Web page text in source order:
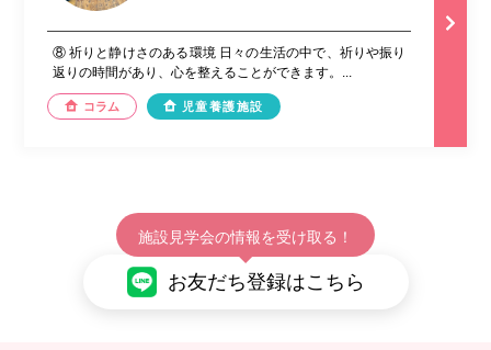
⑧ 祈りと静けさのある環境 日々の生活の中で、祈りや振り
返りの時間があり、心を整えることができます。...
コラム 児童養護施設
施設見学会の情報を受け取る！
お友だち登録はこちら